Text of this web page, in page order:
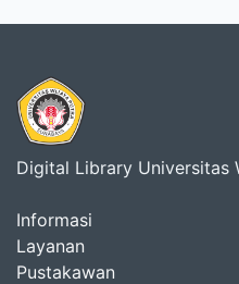
Digital Library Universitas
Informasi
Layanan
Pustakawan